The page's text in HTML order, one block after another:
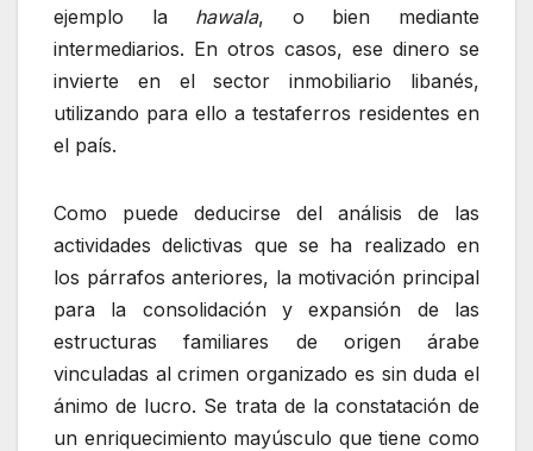
ejemplo la hawala, o bien mediante
intermediarios. En otros casos, ese dinero se
invierte en el sector inmobiliario libanés,
utilizando para ello a testaferros residentes en
el país.
Como puede deducirse del análisis de las
actividades delictivas que se ha realizado en
los párrafos anteriores, la motivación principal
para la consolidación y expansión de las
estructuras familiares de origen árabe
vinculadas al crimen organizado es sin duda el
ánimo de lucro. Se trata de la constatación de
un enriquecimiento mayúsculo que tiene como